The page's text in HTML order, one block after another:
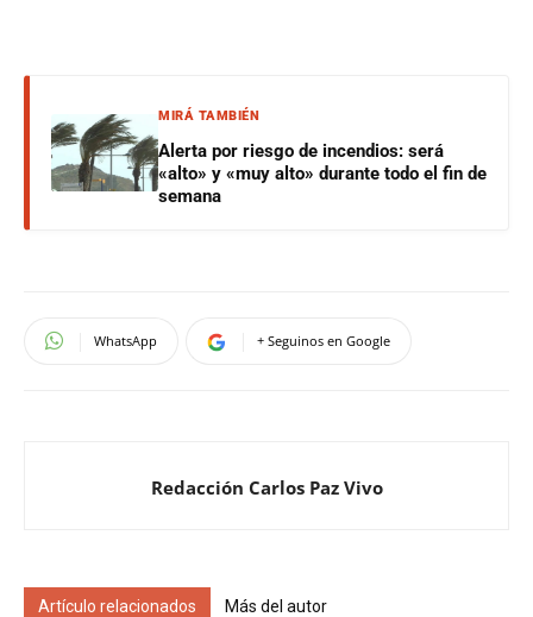
MIRÁ TAMBIÉN
Alerta por riesgo de incendios: será
«alto» y «muy alto» durante todo el fin de
semana
WhatsApp + Seguinos en Google
Redacción Carlos Paz Vivo
Artículo relacionados Más del autor